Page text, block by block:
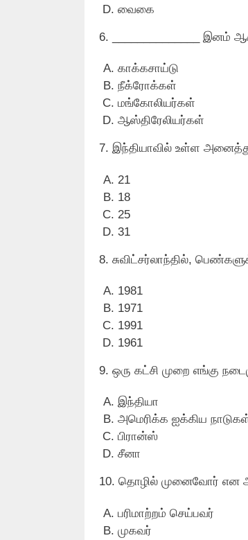
வைகை
6. ______________ இனம்
காக்கசாய்டு
நீக்ரோக்கள்
மங்கோலியர்கள்
ஆஸ்திரேலியர்கள்
7. இந்தியாவில் உள்ள அனைத்து
21
18
25
31
8. சுவிட்சர்லாந்தில்,
1981
1971
1991
1961
9. ஒரு கட்சி முறை எங்கு
இந்தியா
அமெரிக்க ஐக்கிய
பிரான்ஸ்
சீனா
10. தொழில் முனைவோர் என
பரிமாற்றம் செய்பவர்
முகவர்